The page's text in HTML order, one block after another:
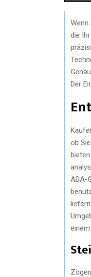
Wenn
die
Der
ob
ADA-